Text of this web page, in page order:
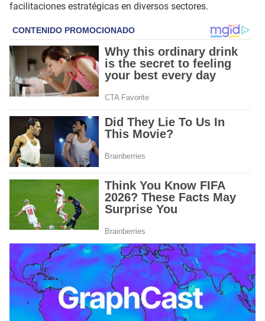
facilitaciones estratégicas en diversos sectores.